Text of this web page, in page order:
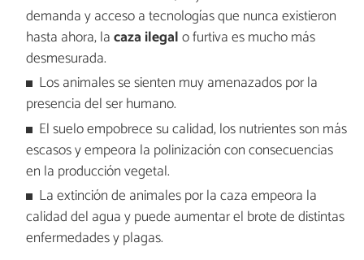
demanda y acceso a tecnologías que nunca existieron
hasta ahora, lacaza ilegalo furtiva es mucho más
desmesurada.
Los animales se sienten muy amenazados por la
presencia del ser humano.
El suelo empobrece su calidad, los nutrientes son más
escasos y empeora la polinización con consecuencias
en la producción vegetal.
La extinción de animales por la caza empeora la
calidad del agua y puede aumentar el brote de distintas
enfermedades y plagas.